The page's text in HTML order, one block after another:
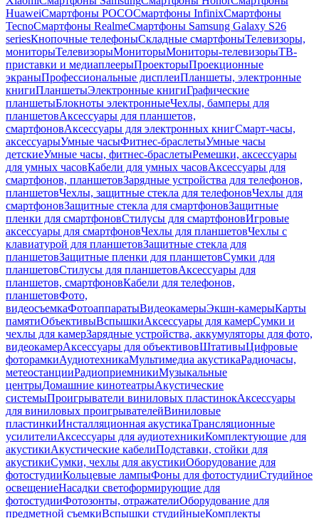
HuaweiСмартфоны POCOСмартфоны InfinixСмартфоны
TecnoСмартфоны RealmeСмартфоны Samsung Galaxy S26
seriesКнопочные телефоныСкладные смартфоныТелевизоры,
мониторыТелевизорыМониторыМониторы-телевизорыТВ-
приставки и медиаплеерыПроекторыПроекционные
экраныПрофессиональные дисплеиПланшеты, электронные
книгиПланшетыЭлектронные книгиГрафические
планшетыБлокноты электронныеЧехлы, бамперы для
планшетовАксессуары для планшетов,
смартфоновАксессуары для электронных книгСмарт-часы,
аксессуарыУмные часыФитнес-браслетыУмные часы
детскиеУмные часы, фитнес-браслетыРемешки, аксессуары
для умных часовКабели для умных часовАксессуары для
смартфонов, планшетовЗарядные устройства для телефонов,
планшетовЧехлы, защитные стекла для телефоновЧехлы для
смартфоновЗащитные стекла для смартфоновЗащитные
пленки для смартфоновСтилусы для смартфоновИгровые
аксессуары для смартфоновЧехлы для планшетовЧехлы с
клавиатурой для планшетовЗащитные стекла для
планшетовЗащитные пленки для планшетовСумки для
планшетовСтилусы для планшетовАксессуары для
планшетов, смартфоновКабели для телефонов,
планшетовФото,
видеосъемкаФотоаппаратыВидеокамерыЭкшн-камерыКарты
памятиОбъективыВспышкиАксессуары для камерСумки и
чехлы для камерЗарядные устройства, аккумуляторы для фото,
видеокамерАксессуары для объективовШтативыЦифровые
фоторамкиАудиотехникаМультимедиа акустикаРадиочасы,
метеостанцииРадиоприемникиМузыкальные
центрыДомашние кинотеатрыАкустические
системыПроигрыватели виниловых пластинокАксессуары
для виниловых проигрывателейВиниловые
пластинкиИнсталляционная акустикаТрансляционные
усилителиАксессуары для аудиотехникиКомплектующие для
акустикиАкустические кабелиПодставки, стойки для
акустикиСумки, чехлы для акустикиОборудование для
фотостудииКольцевые лампыФоны для фотостудииСтудийное
освещениеНасадки светоформирующие для
фотостудииФотозонты, отражателиОборудование для
предметной съемкиВспышки студийныеКомплекты